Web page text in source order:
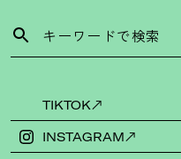
TIKTOK
INSTAGRAM